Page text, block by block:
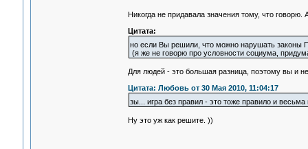
Никогда не придавала значения тому, что
Цитата:
но если Вы решили, что можно нарушать законы
(я же не говорю про условности социума,
Для людей - это большая разница, поэтому вы и
Цитата: Любовь от 30 Мая 2010, 11:04:17
зы... игра без правил - это тоже правило и
Ну это уж как решите. ))